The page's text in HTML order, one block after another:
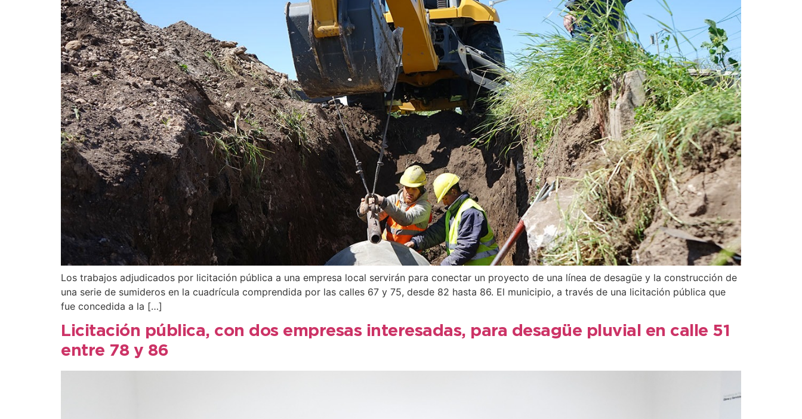
Los trabajos adjudicados por licitación pública a una empresa local servirán para conectar un proyecto de una línea de desagüe y la construcción de
una serie de sumideros en la cuadrícula comprendida por las calles 67 y 75, desde 82 hasta 86. El municipio, a través de una licitación pública que
fue concedida a la […]
Licitación pública, con dos empresas interesadas, para desagüe pluvial en calle 51
entre 78 y 86